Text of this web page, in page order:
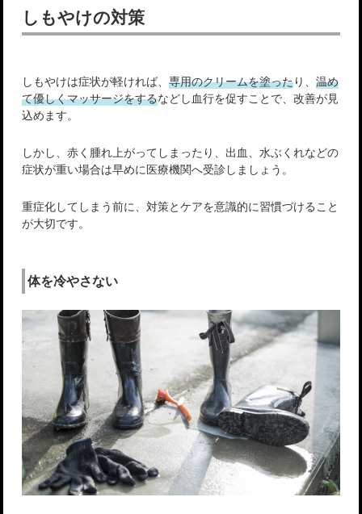
しもやけの対策
しもやけは症状が軽ければ、専用のクリームを塗ったり、温め
て優しくマッサージをするなどし血行を促すことで、改善が見
込めます。
しかし、赤く腫れ上がってしまったり、出血、水ぶくれなどの
症状が重い場合は早めに医療機関へ受診しましょう。
重症化してしまう前に、対策とケアを意識的に習慣づけること
が大切です。
体を冷やさない